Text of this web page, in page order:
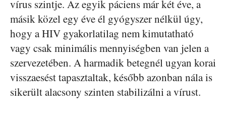
vírus szintje. Az egyik páciens már két éve, a
másik közel egy éve él gyógyszer nélkül úgy,
hogy a HIV gyakorlatilag nem kimutatható
vagy csak minimális mennyiségben van jelen a
szervezetében. A harmadik betegnél ugyan korai
visszaesést tapasztaltak, később azonban nála is
sikerült alacsony szinten stabilizálni a vírust.